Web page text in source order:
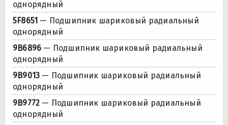
однорядный
5F8651 — Подшипник шариковый радиальный
однорядный
9B6896 — Подшипник шариковый радиальный
однорядный
9B9013 — Подшипник шариковый радиальный
однорядный
9B9772 — Подшипник шариковый радиальный
однорядный